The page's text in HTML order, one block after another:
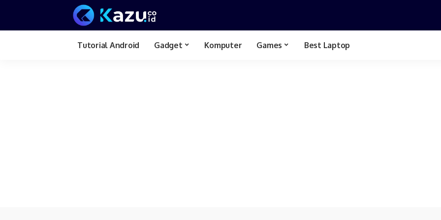
Tutorial Android Gadget Komputer Games Best Laptop